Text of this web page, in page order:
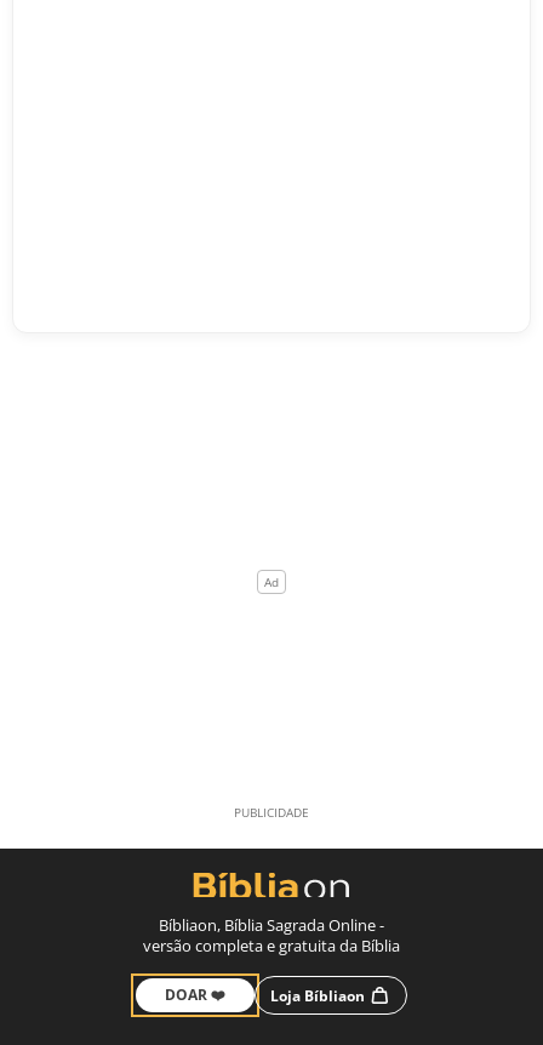
Bíbliaon, Bíblia Sagrada Online -
versão completa e gratuita da Bíblia
DOAR ❤️ Loja Bíbliaon